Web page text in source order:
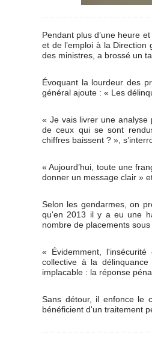
Pendant plus d’une heure
et de l’emploi à la
des ministres, a brossé un
Évoquant la lourdeur des
général ajoute : « Les
« Je vais livrer une analyse
de ceux qui se sont
chiffres baissent ? »,
« Aujourd’hui, toute une
donner un message clair »
Selon les gendarmes, on
qu'en 2013 il y a eu une
nombre de placements
« Évidemment,
collective à la
implacable : la réponse
Sans détour, il enfonce le
bénéficient d'un traitement